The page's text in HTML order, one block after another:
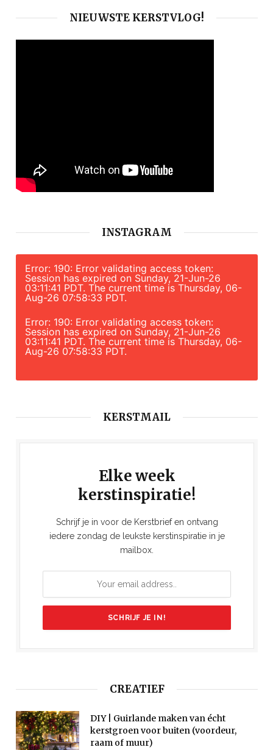
NIEUWSTE KERSTVLOG!
INSTAGRAM
Error: 190: Error validating access token:
Session has expired on Sunday, 21-Jun-26
03:11:41 PDT. The current time is Thursday, 06-
Aug-26 07:58:33 PDT.
Error: 190: Error validating access token:
Session has expired on Sunday, 21-Jun-26
03:11:41 PDT. The current time is Thursday, 06-
Aug-26 07:58:33 PDT.
KERSTMAIL
Elke week
kerstinspiratie!
Schrijf je in voor de Kerstbrief en ontvang
iedere zondag de leukste kerstinspiratie in je
mailbox.
CREATIEF
DIY | Guirlande maken van écht
kerstgroen voor buiten (voordeur,
raam of muur)